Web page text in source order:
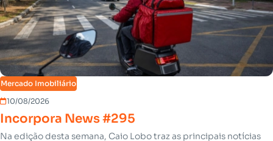
Mercado Imobiliário
10/08/2026
Incorpora News #295
Na edição desta semana, Caio Lobo traz as principais notícias